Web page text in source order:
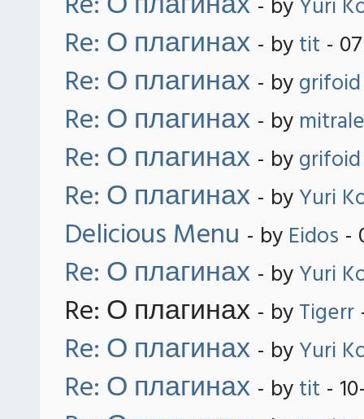
- by Yuri
Re: О плагинах - bytit -
Re: О плагинах - bygrifoid
Re: О плагинах - by
Re: О плагинах - bygrifoid
Re: О плагинах - byYuri
Delicious Menu - by Eidos -
Re: О плагинах - byYuri
Re: О плагинах - byTigerr
Re: О плагинах - byYuri
Re: О плагинах - bytit -